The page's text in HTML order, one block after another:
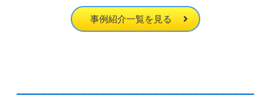
事例紹介一覧を見る